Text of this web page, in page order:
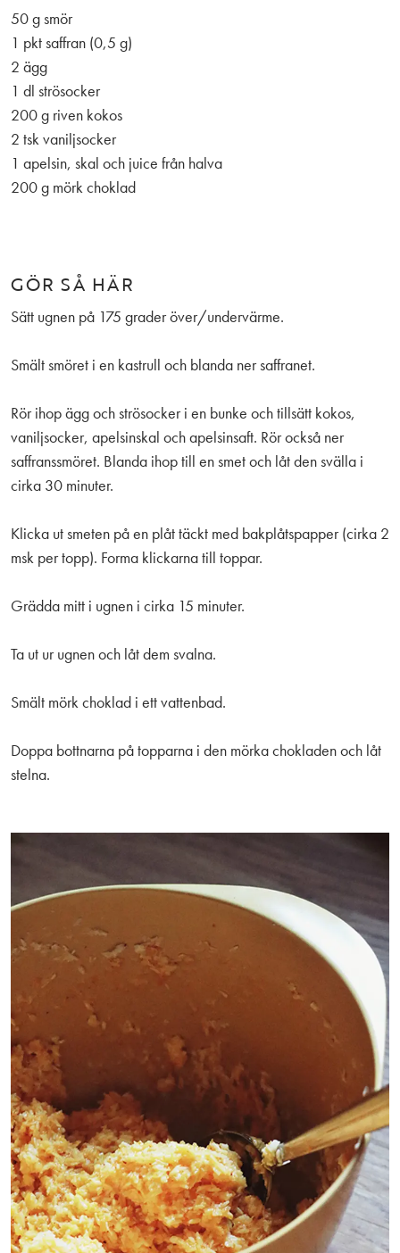
50 g smör
1 pkt saffran (0,5 g)
2 ägg
1 dl strösocker
200 g riven kokos
2 tsk vaniljsocker
1 apelsin, skal och juice från halva
200 g mörk choklad
GÖR SÅ HÄR
Sätt ugnen på 175 grader över/undervärme.
Smält smöret i en kastrull och blanda ner saffranet.
Rör ihop ägg och strösocker i en bunke och tillsätt kokos,
vaniljsocker, apelsinskal och apelsinsaft. Rör också ner
saffranssmöret. Blanda ihop till en smet och låt den svälla i
cirka 30 minuter.
Klicka ut smeten på en plåt täckt med bakplåtspapper (cirka 2
msk per topp). Forma klickarna till toppar.
Grädda mitt i ugnen i cirka 15 minuter.
Ta ut ur ugnen och låt dem svalna.
Smält mörk choklad i ett vattenbad.
Doppa bottnarna på topparna i den mörka chokladen och låt
stelna.